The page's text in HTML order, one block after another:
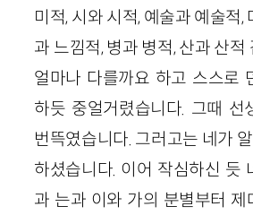
미적, 시와 시적, 예술과 예술적,
과 느낌적, 병과 병적, 산과 산적
얼마나 다를까요 하고 스스로
하듯 중얼거렸습니다. 그때 선
번뜩였습니다. 그러고는 네가
하셨습니다. 이어 작심하신 듯
과 는과 이와 가의 분별부터 제